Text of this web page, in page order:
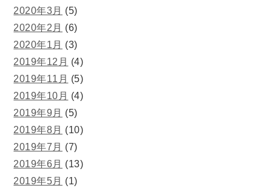
2020年3月 (5)
2020年2月 (6)
2020年1月 (3)
2019年12月 (4)
2019年11月 (5)
2019年10月 (4)
2019年9月 (5)
2019年8月 (10)
2019年7月 (7)
2019年6月 (13)
2019年5月 (1)